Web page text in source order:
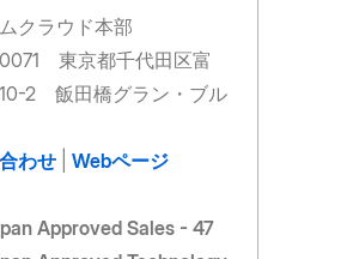
クラウド本部
東京都千代田区富
2 飯田橋グラン・ブル
わせ| Webページ
Approved Sales - 47